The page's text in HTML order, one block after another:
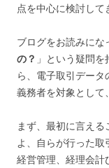
点を中心に検討して
ブログをお読みにな
の？ 」という疑問
ら、電子取引デー
義務者を対象として
まず、最初に言え
よ、自らが行った
経営管理、経理会計